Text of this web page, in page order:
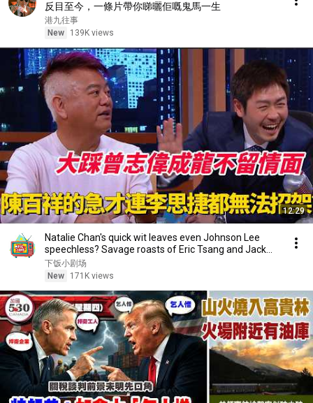
反目至今，一條片帶你睇曬佢嘅鬼馬一生
港九往事
New
139K views
12:29
Natalie Chan's quick wit leaves even Johnson Lee
speechless? Savage roasts of Eric Tsang and Jack...
下饭小剧场
New
171K views